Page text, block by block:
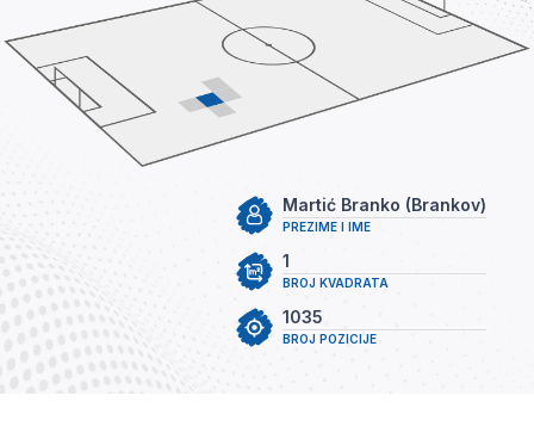
PREZIME I IME
Martić Branko (Brankov)
BROJ KVADRATA
1
BROJ POZICIJE
1035